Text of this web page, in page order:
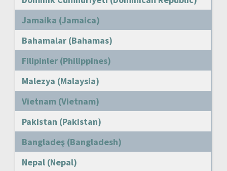
Jamaika (Jamaica)
Bahamalar (Bahamas)
Filipinler (Philippines)
Malezya (Malaysia)
Vietnam (Vietnam)
Pakistan (Pakistan)
Bangladeş (Bangladesh)
Nepal (Nepal)